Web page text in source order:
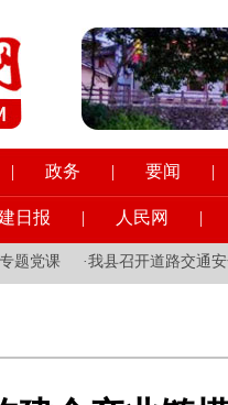
| 政务 | 要闻 |
日报 | 人民网 |
党课 · 我县召开道路交通安全